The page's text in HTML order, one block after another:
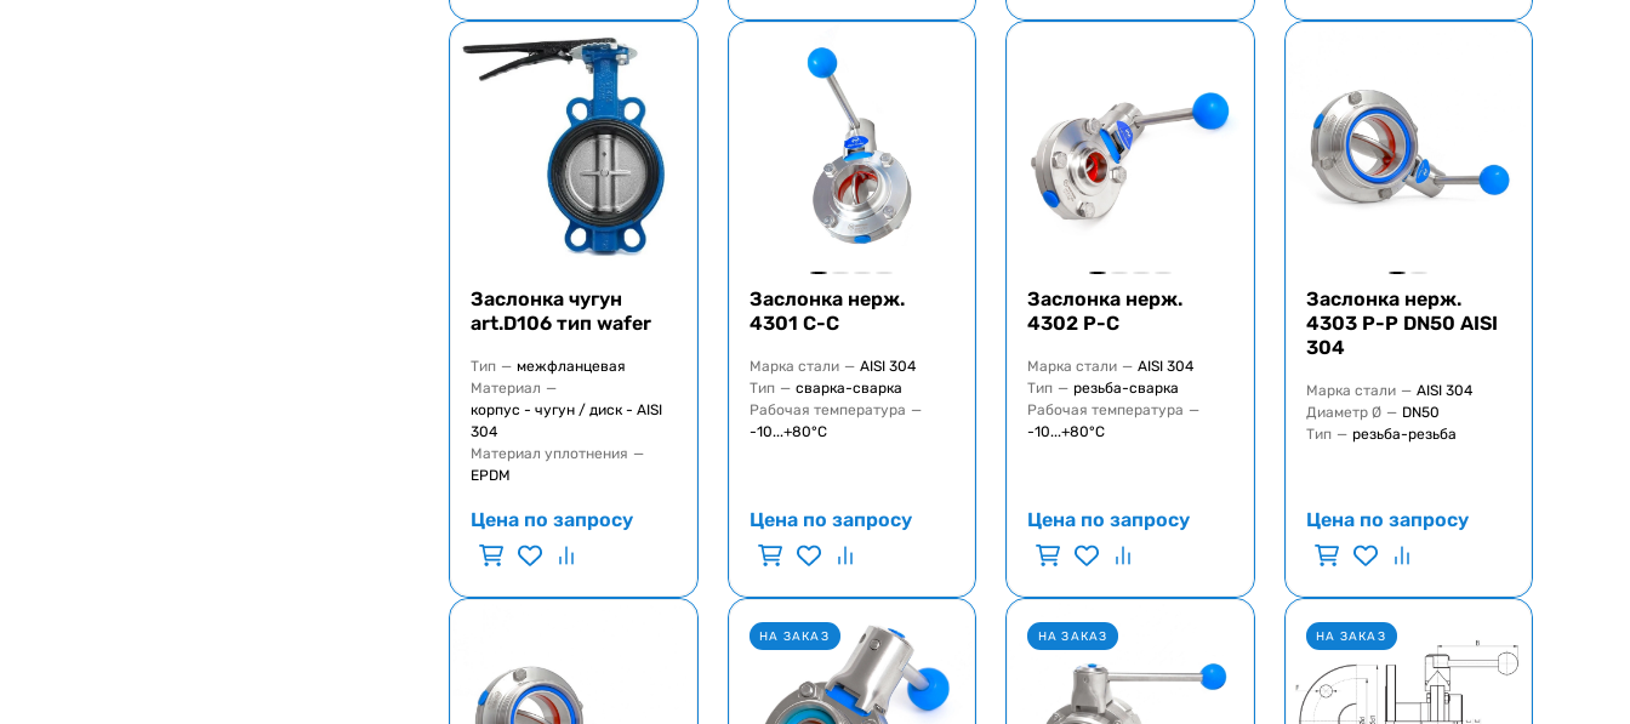
Заслонка чугун
art.D106 тип wafer
Тип — межфланцевая
Материал —
корпус - чугун / диск - AISI
304
Материал уплотнения —
EPDM
Цена по запросу
Заслонка нерж.
4301 С-С
Марка стали — AISI 304
Тип — сварка-сварка
Рабочая температура —
-10...+80°C
Цена по запросу
Заслонка нерж.
4302 Р-С
Марка стали — AISI 304
Тип — резьба-сварка
Рабочая температура —
-10...+80°C
Цена по запросу
Заслонка нерж.
4303 Р-Р DN50 AISI
304
Марка стали — AISI 304
Диаметр Ø — DN50
Тип — резьба-резьба
Цена по запросу
НА ЗАКАЗ НА ЗАКАЗ НА ЗАКАЗ